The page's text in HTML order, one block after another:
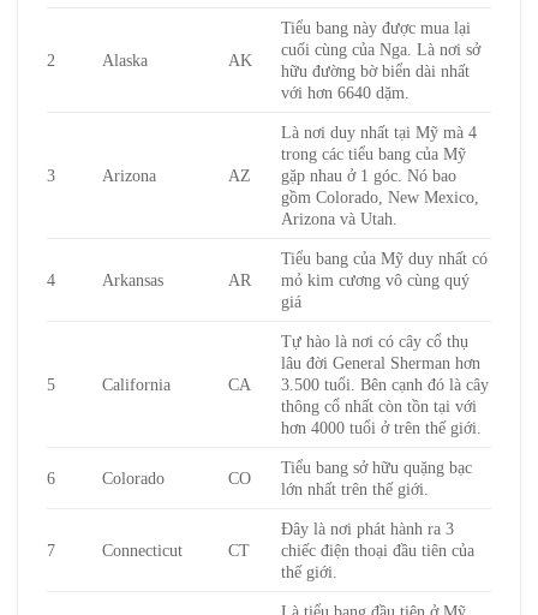
2 Alaska AK
Tiểu bang này được mua lại
cuối cùng của Nga. Là nơi sở
hữu đường bờ biển dài nhất
với hơn 6640 dặm.
3 Arizona AZ
Là nơi duy nhất tại Mỹ mà 4
trong các tiểu bang của Mỹ
gặp nhau ở 1 góc. Nó bao
gồm Colorado, New Mexico,
Arizona và Utah.
4 Arkansas AR
Tiểu bang của Mỹ duy nhất có
mỏ kim cương vô cùng quý
giá
5 California CA
Tự hào là nơi có cây cổ thụ
lâu đời General Sherman hơn
3.500 tuổi. Bên cạnh đó là cây
thông cổ nhất còn tồn tại với
hơn 4000 tuổi ở trên thế giới.
6 Colorado CO
Tiểu bang sở hữu quặng bạc
lớn nhất trên thế giới.
7 Connecticut CT
Đây là nơi phát hành ra 3
chiếc điện thoại đầu tiên của
thế giới.